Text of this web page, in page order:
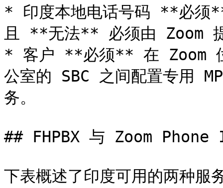
* 印度本地电话号码 **必须
且 **无法** 必须由 Zoom
* 客户 **必须** 在 Zoom 位
公室的 SBC 之间配置专用
务。
## FHPBX 与 Zoom Phone
下表概述了印度可用的两种服